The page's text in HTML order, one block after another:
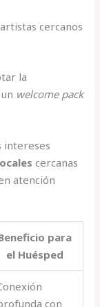
cercanos
la
welcome pack
intereses
cercanas
atención
para
el Huésped
con